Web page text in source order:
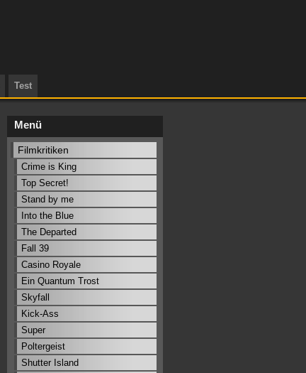
Test
Menü
Filmkritiken
Crime is King
Top Secret!
Stand by me
Into the Blue
The Departed
Fall 39
Casino Royale
Ein Quantum Trost
Skyfall
Kick-Ass
Super
Poltergeist
Shutter Island